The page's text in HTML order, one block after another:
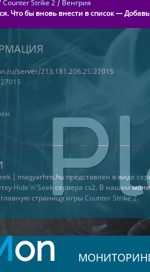
Counter Strike 2 / Венгрия
Что бы вновь внести в список —
server/213.181.206.25:27015
| magyarhns.hu представлен в виде
Hide'n'Seek сервера cs2. В нашем
страницу игры Counter Strike 2.
on